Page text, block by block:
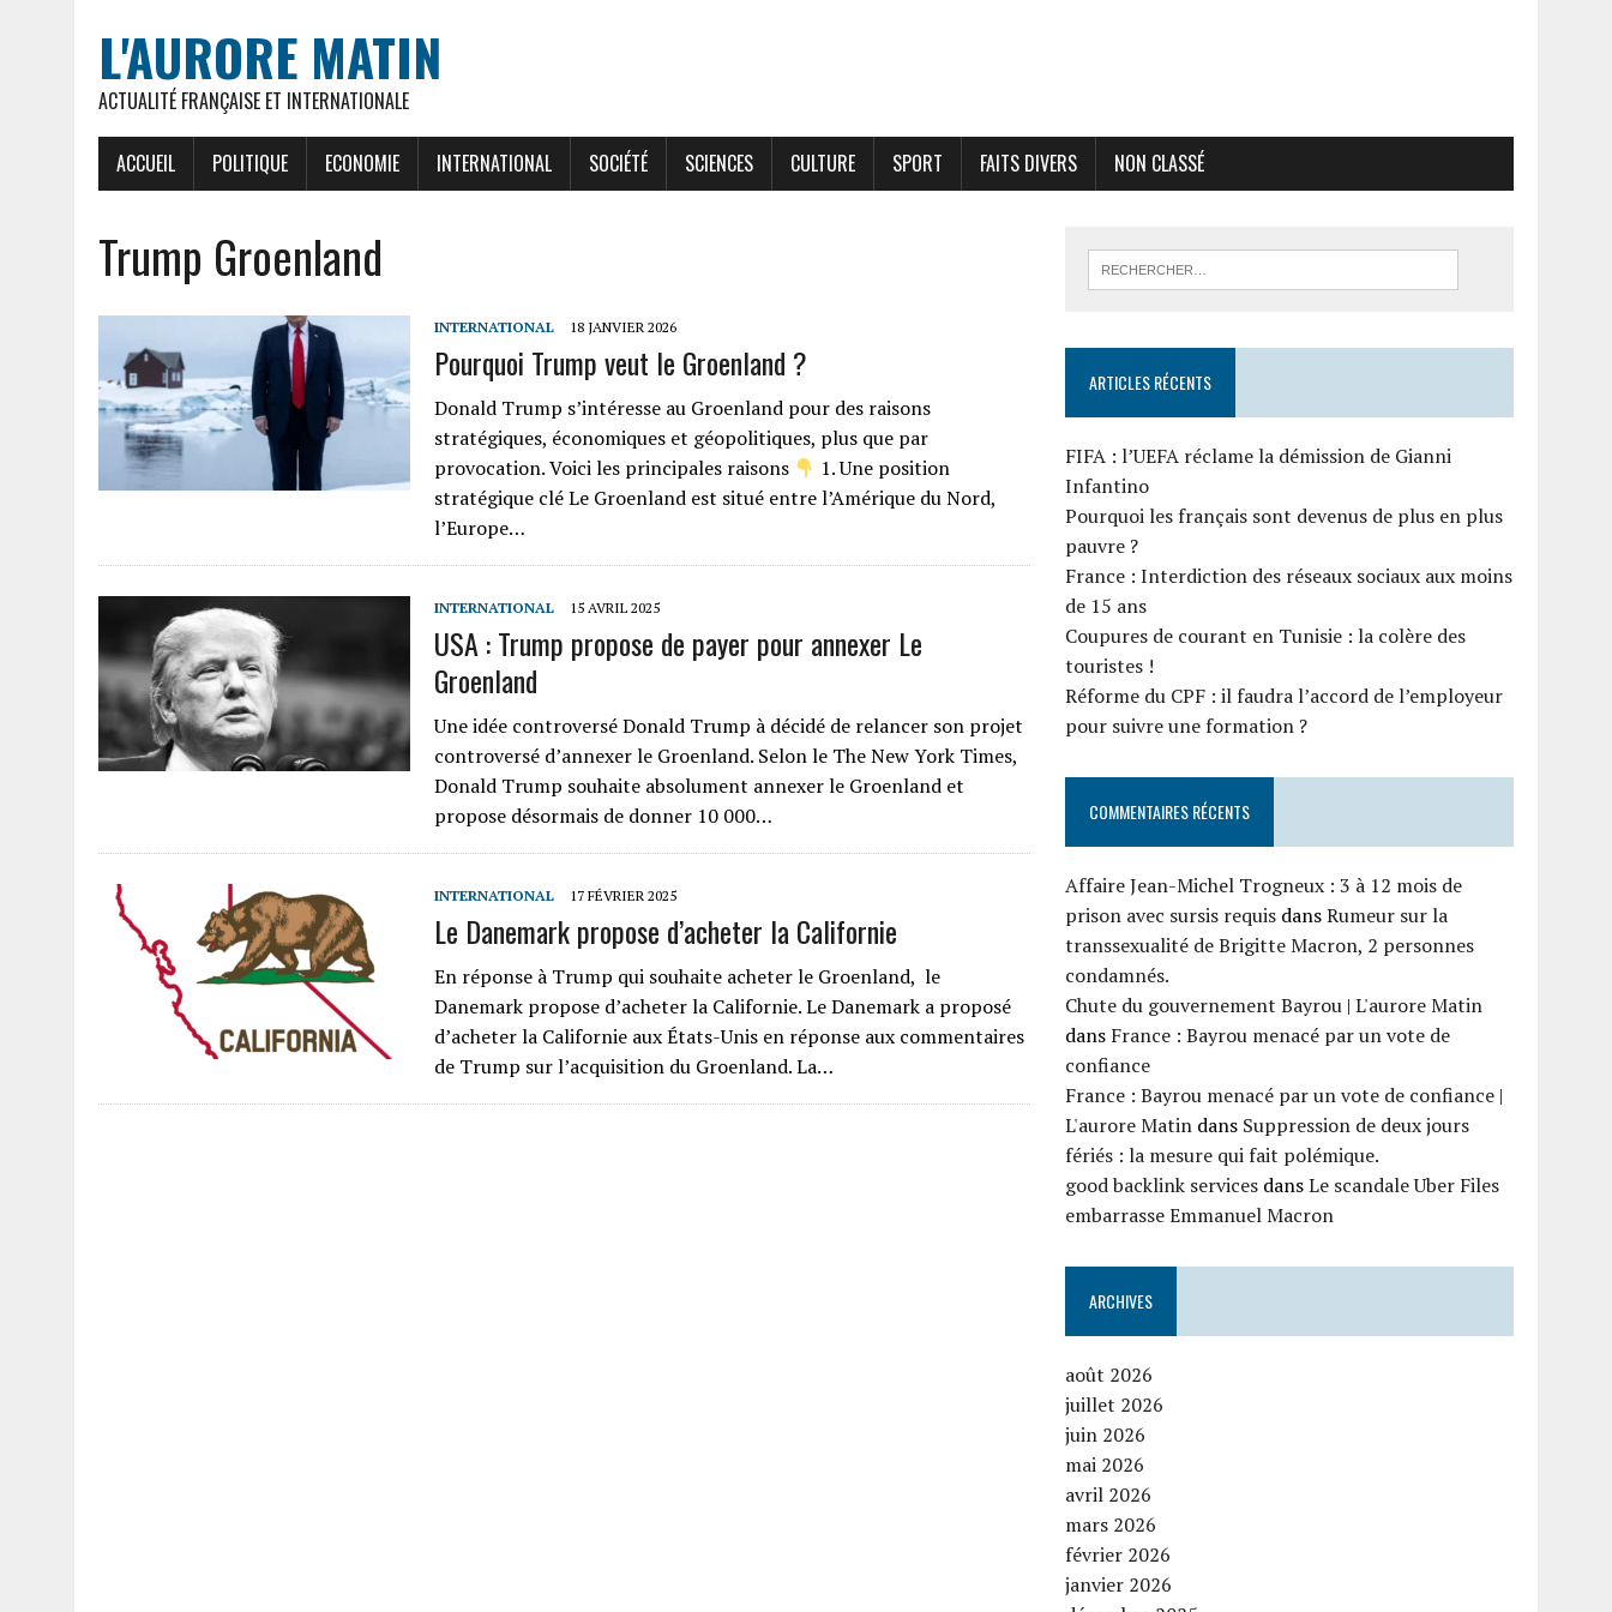
L'AURORE MATIN
ACTUALITÉ FRANÇAISE ET INTERNATIONALE
ACCUEIL POLITIQUE ECONOMIE INTERNATIONAL SOCIÉTÉ SCIENCES CULTURE SPORT FAITS DIVERS NON CLASSÉ
Trump Groenland
INTERNATIONAL 18 JANVIER 2026
Pourquoi Trump veut le Groenland ?
Donald Trump s’intéresse au Groenland pour des raisons
stratégiques, économiques et géopolitiques, plus que par
provocation. Voici les principales raisons
1. Une position
stratégique clé Le Groenland est situé entre l’Amérique du Nord,
l’Europe…
INTERNATIONAL 15 AVRIL 2025
USA : Trump propose de payer pour annexer Le
Groenland
Une idée controversé Donald Trump à décidé de relancer son projet
controversé d’annexer le Groenland. Selon le The New York Times,
Donald Trump souhaite absolument annexer le Groenland et
propose désormais de donner 10 000…
INTERNATIONAL 17 FÉVRIER 2025
Le Danemark propose d’acheter la Californie
En réponse à Trump qui souhaite acheter le Groenland, le
Danemark propose d’acheter la Californie. Le Danemark a proposé
d’acheter la Californie aux États-Unis en réponse aux commentaires
de Trump sur l’acquisition du Groenland. La…
ARTICLES RÉCENTS
FIFA : l’UEFA réclame la démission de Gianni
Infantino
Pourquoi les français sont devenus de plus en plus
pauvre ?
France : Interdiction des réseaux sociaux aux moins
de 15 ans
Coupures de courant en Tunisie : la colère des
touristes !
Réforme du CPF : il faudra l’accord de l’employeur
pour suivre une formation ?
COMMENTAIRES RÉCENTS
Affaire Jean-Michel Trogneux : 3 à 12 mois de
prison avec sursis requis dansRumeur sur la
transsexualité de Brigitte Macron, 2 personnes
condamnés.
Chute du gouvernement Bayrou | L'aurore Matin
dans France : Bayrou menacé par un vote de
confiance
France : Bayrou menacé par un vote de confiance |
L'aurore Matin dans Suppression de deux jours
fériés : la mesure qui fait polémique.
good backlink services dansLe scandale Uber Files
embarrasse Emmanuel Macron
ARCHIVES
août 2026
juillet 2026
juin 2026
mai 2026
avril 2026
mars 2026
février 2026
janvier 2026